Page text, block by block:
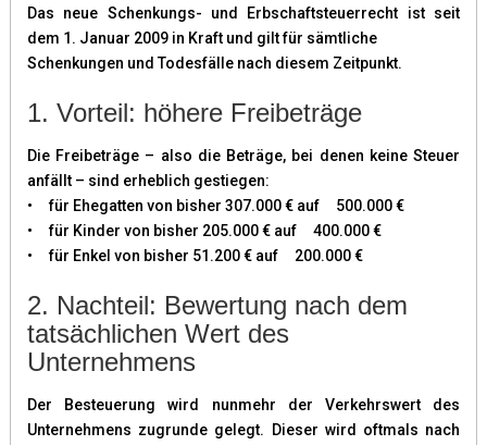
Das neue Schenkungs- und Erbschaftsteuerrecht ist seit
dem 1. Januar 2009 in Kraft und gilt für sämtliche
Schenkungen und Todesfälle nach diesem Zeitpunkt.
1. Vorteil: höhere Freibeträge
Die Freibeträge – also die Beträge, bei denen keine Steuer
anfällt – sind erheblich gestiegen:
• für Ehegatten von bisher 307.000 € auf 500.000 €
• für Kinder von bisher 205.000 € auf 400.000 €
• für Enkel von bisher 51.200 € auf 200.000 €
2. Nachteil: Bewertung nach dem
tatsächlichen Wert des
Unternehmens
Der Besteuerung wird nunmehr der Verkehrswert des
Unternehmens zugrunde gelegt. Dieser wird oftmals nach